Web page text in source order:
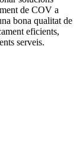
de COV a
bona qualitat de
eficients,
serveis.